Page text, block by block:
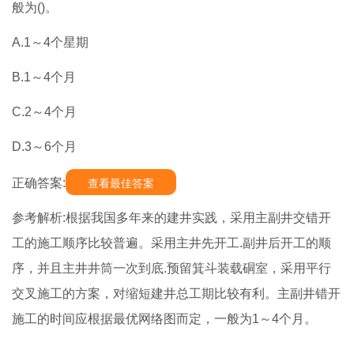
般为()。
A.1～4个星期
B.1～4个月
C.2～4个月
D.3～6个月
正确答案: 查看最佳答案
参考解析:根据我国多年来的建井实践，采用主副井交错开
工的施工顺序比较普遍。采用主井先开工.副井后开工的顺
序，并且主井井筒一次到底.预留箕斗装载硐室，采用平行
交叉施工的方案，对缩短建井总工期比较有利。主副井错开
施工的时间应根据最优网络图而定，一般为1～4个月。